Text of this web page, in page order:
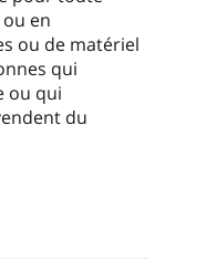
en
ou de matériel
qui
ou qui
du